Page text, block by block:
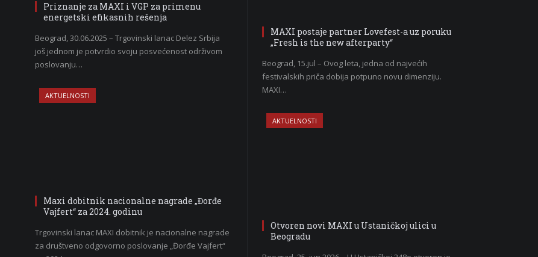
Priznanje za MAXI i VGP za primenu
energetski efikasnih rešenja
Beograd, 30.06.2025 – Trgovinski lanac Delez Srbija
još jednom je potvrdio svoju posvećenost održivom
poslovanju…
AKTUELNOSTI
Maxi dobitnik nacionalne nagrade „Đorđe
Vajfert“ za 2024. godinu
Trgovinski lanac MAXI dobitnik je nacionalne nagrade
za društveno odgovorno poslovanje „Đorđe Vajfert“
MAXI postaje partner Lovefest-a uz poruku
„Fresh is the new afterparty“
Beograd, 15.jul – Ovog leta, jedna od najvećih
festivalskih priča dobija potpuno novu dimenziju.
MAXI…
AKTUELNOSTI
Otvoren novi MAXI u Ustaničkoj ulici u
Beogradu